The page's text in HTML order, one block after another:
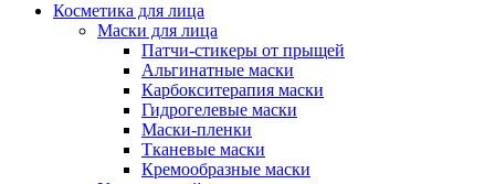
Косметика для лица
Маски для лица
Патчи-стикеры от прыщей
Альгинатные маски
Карбокситерапия маски
Гидрогелевые маски
Маски-пленки
Тканевые маски
Кремообразные маски